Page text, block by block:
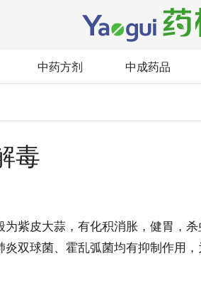
中药方剂 中成药品
毒
紫皮大蒜，有化积消胀，健胃，
双球菌、霍乱弧菌均有抑制作用